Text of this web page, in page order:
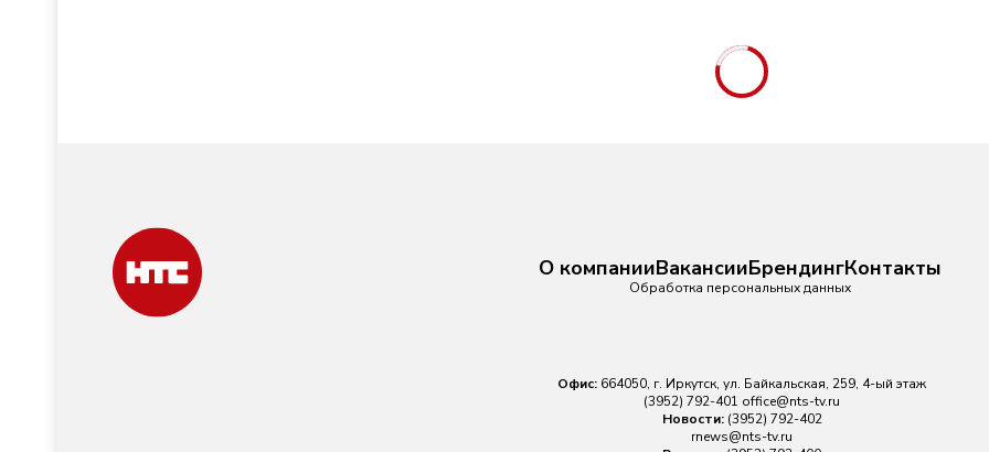
О компанииВакансииБрендингКонтакты
Обработка персональных данных
Офис: 664050, г. Иркутск, ул. Байкальская, 259, 4-ый этаж
(3952) 792-401 office@nts-tv.ru
Новости: (3952) 792-402
rnews@nts-tv.ru